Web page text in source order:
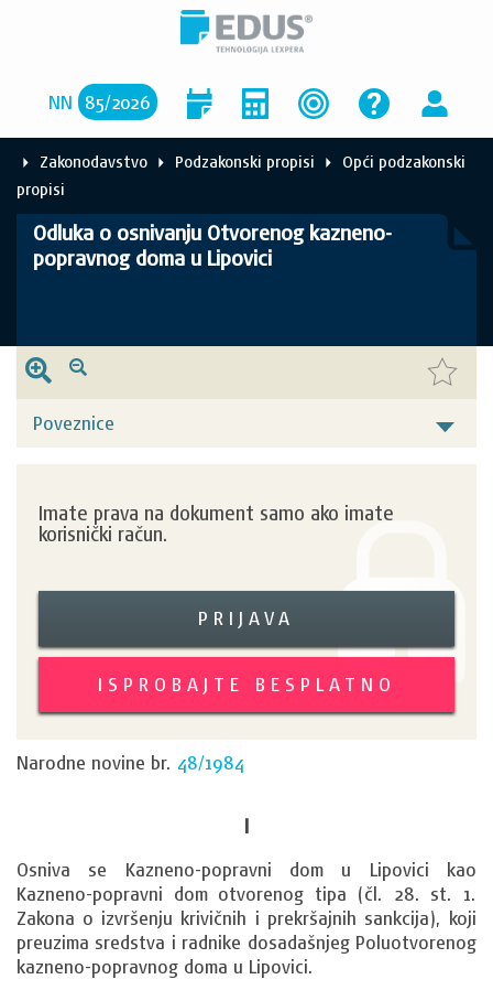
NN 85/2026
Zakonodavstvo Podzakonski propisi
Opći podzakonski
propisi
Odluka o osnivanju Otvorenog kazneno-
popravnog doma u Lipovici
Poveznice
Imate prava na dokument samo ako imate
korisnički račun.
PRIJAVA
ISPROBAJTE BESPLATNO
Narodne novine br. 48/1984
I
Osniva se Kazneno-popravni dom u Lipovici kao
Kazneno-popravni dom otvorenog tipa (čl. 28. st. 1.
Zakona o izvršenju krivičnih i prekršajnih sankcija), koji
preuzima sredstva i radnike dosadašnjeg Poluotvorenog
kazneno-popravnog doma u Lipovici.